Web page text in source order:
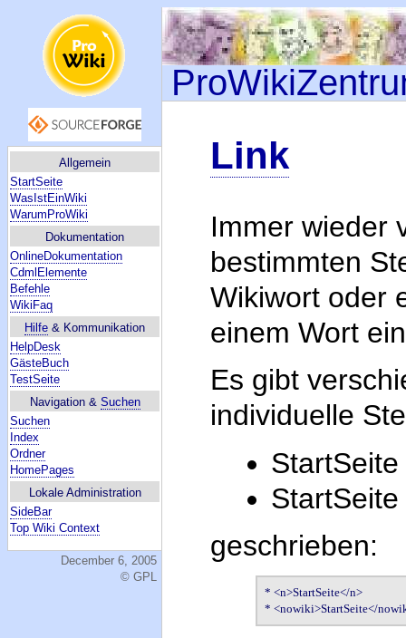
Allgemein
StartSeite
WasIstEinWiki
WarumProWiki
Dokumentation
OnlineDokumentation
CdmlElemente
Befehle
WikiFaq
Hilfe & Kommunikation
HelpDesk
GästeBuch
TestSeite
Navigation & Suchen
Suchen
Index
Ordner
HomePages
Lokale Administration
SideBar
Top Wiki Context
December 6, 2005
© GPL
Link
Immer wieder
bestimmten
Wikiwort oder
einem Wort
Es gibt
individuelle
StartSeite
StartSeite
geschrieben:
* <n>StartSeite</n>
* <nowiki>StartSeite</